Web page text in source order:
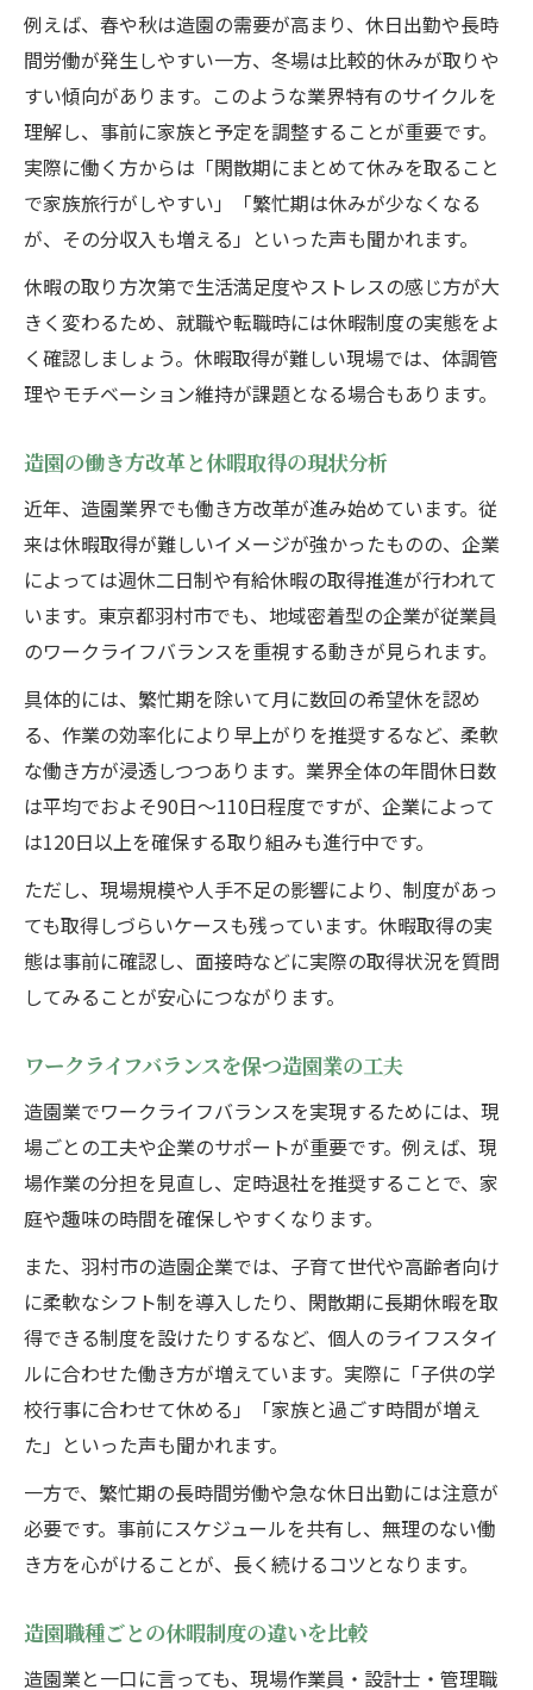
現場と管理部門で異なる造園の休暇事情
造園職人が満足する休暇取得のポイント
安心して働ける造園と羽村市の魅力
造園業で安心して働ける環境の条件とは
羽村市ならではの造園業の働きやすさ解説
造園の現場で感じる羽村市の魅力ポイント
造園勤務者が選ぶ羽村市の住みやすさ理由
長く続けられる造園業の職場環境を考察
造園業界の将来性と休暇制度の今
造園業界の将来性と安定した働き方を考え
休暇制度が進化する造園業界の最新事情
造園で叶う長期的なキャリア形成のコツ
業界動向から見る造園と休暇取得の未来
造園業界の働き方改革と安定雇用の関係
快適な生活を支える造園勤務の工夫
造園業のライフスタイル改善事例を紹介
造園と私生活を両立するためのポイント
造園業で時間を有効に使う働き方の提案
快適な生活を支える造園勤務の秘訣とは
例えば、春や秋は造園の需要が高まり、休日出勤や長時
間労働が発生しやすい一方、冬場は比較的休みが取りや
すい傾向があります。このような業界特有のサイクルを
理解し、事前に家族と予定を調整することが重要です。
実際に働く方からは「閑散期にまとめて休みを取ること
で家族旅行がしやすい」「繁忙期は休みが少なくなる
が、その分収入も増える」といった声も聞かれます。
休暇の取り方次第で生活満足度やストレスの感じ方が大
きく変わるため、就職や転職時には休暇制度の実態をよ
く確認しましょう。休暇取得が難しい現場では、体調管
理やモチベーション維持が課題となる場合もあります。
造園の働き方改革と休暇取得の現状分析
近年、造園業界でも働き方改革が進み始めています。従
来は休暇取得が難しいイメージが強かったものの、企業
によっては週休二日制や有給休暇の取得推進が行われて
います。東京都羽村市でも、地域密着型の企業が従業員
のワークライフバランスを重視する動きが見られます。
具体的には、繁忙期を除いて月に数回の希望休を認め
る、作業の効率化により早上がりを推奨するなど、柔軟
な働き方が浸透しつつあります。業界全体の年間休日数
は平均でおよそ90日〜110日程度ですが、企業によって
は120日以上を確保する取り組みも進行中です。
ただし、現場規模や人手不足の影響により、制度があっ
ても取得しづらいケースも残っています。休暇取得の実
態は事前に確認し、面接時などに実際の取得状況を質問
してみることが安心につながります。
ワークライフバランスを保つ造園業の工夫
造園業でワークライフバランスを実現するためには、現
場ごとの工夫や企業のサポートが重要です。例えば、現
場作業の分担を見直し、定時退社を推奨することで、家
庭や趣味の時間を確保しやすくなります。
また、羽村市の造園企業では、子育て世代や高齢者向け
に柔軟なシフト制を導入したり、閑散期に長期休暇を取
得できる制度を設けたりするなど、個人のライフスタイ
ルに合わせた働き方が増えています。実際に「子供の学
校行事に合わせて休める」「家族と過ごす時間が増え
た」といった声も聞かれます。
一方で、繁忙期の長時間労働や急な休日出勤には注意が
必要です。事前にスケジュールを共有し、無理のない働
き方を心がけることが、長く続けるコツとなります。
造園職種ごとの休暇制度の違いを比較
造園業と一口に言っても、現場作業員・設計士・管理職